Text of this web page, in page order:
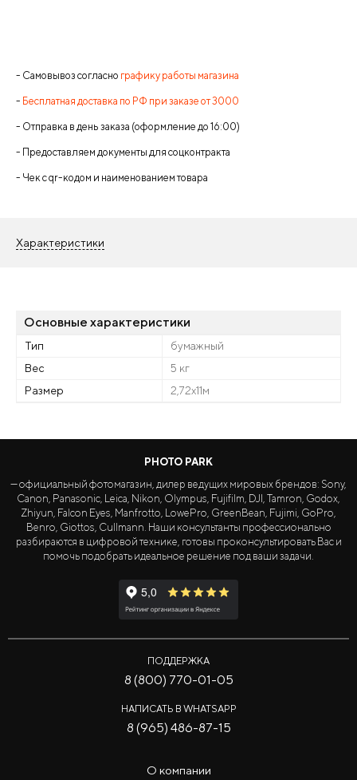
- Самовывоз согласно графику работы магазина
- Бесплатная доставка по РФ при заказе от 3000
- Отправка в день заказа (оформление до 16:00)
- Предоставляем документы для соцконтракта
- Чек с qr-кодом и наименованием товара
Характеристики
Основные характеристики
Тип
бумажный
Вес
5 кг
Размер
2,72x11м
PHOTO PARK
— официальный фотомагазин, дилер ведущих мировых брендов: Sony,
Canon, Panasonic, Leica, Nikon, Olympus, Fujifilm, DJI, Tamron, Godox,
Zhiyun, Falcon Eyes, Manfrotto, LowePro, GreenBean, Fujimi, GoPro,
Benro, Giottos, Cullmann. Наши консультанты профессионально
разбираются в цифровой технике, готовы проконсультировать Вас и
помочь подобрать идеальное решение под ваши задачи.
ПОДДЕРЖКА
8 (800) 770-01-05
НАПИСАТЬ В WHATSAPP
8 (965) 486-87-15
О компании